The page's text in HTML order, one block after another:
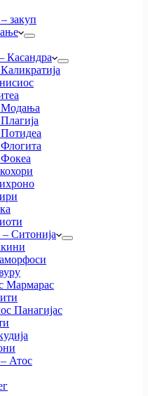
закуп
Касандра
Ситонија
Мармарас
Панагијас
Атос